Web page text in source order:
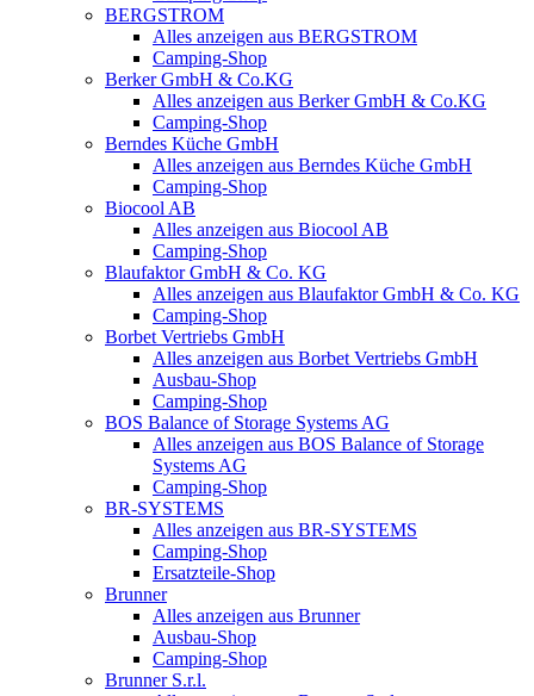
BERGSTROM
Alles anzeigen aus BERGSTROM
Camping-Shop
Berker GmbH & Co.KG
Alles anzeigen aus Berker GmbH & Co.KG
Camping-Shop
Berndes Küche GmbH
Alles anzeigen aus Berndes Küche GmbH
Camping-Shop
Biocool AB
Alles anzeigen aus Biocool AB
Camping-Shop
Blaufaktor GmbH & Co. KG
Alles anzeigen aus Blaufaktor GmbH & Co. KG
Camping-Shop
Borbet Vertriebs GmbH
Alles anzeigen aus Borbet Vertriebs GmbH
Ausbau-Shop
Camping-Shop
BOS Balance of Storage Systems AG
Alles anzeigen aus BOS Balance of Storage
Systems AG
Camping-Shop
BR-SYSTEMS
Alles anzeigen aus BR-SYSTEMS
Camping-Shop
Ersatzteile-Shop
Brunner
Alles anzeigen aus Brunner
Ausbau-Shop
Camping-Shop
Brunner S.r.l.